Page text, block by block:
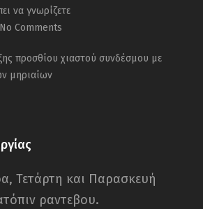
να γνωρίζετε
No Comments
προσθίου χιαστού συνδέσμου με
μηριαίων
Τετάρτη και Παρασκευή
ραντεβου.